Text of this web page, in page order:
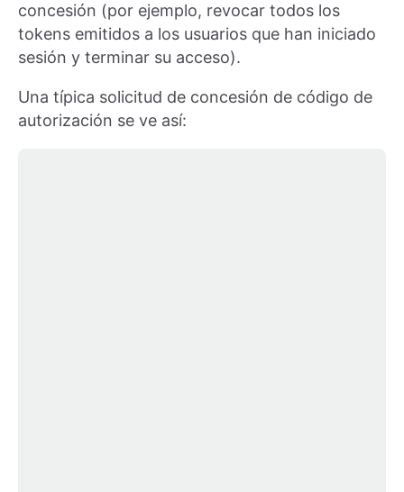
concesión (por ejemplo, revocar todos los
tokens emitidos a los usuarios que han iniciado
sesión y terminar su acceso).
Una típica solicitud de concesión de código de
autorización se ve así: